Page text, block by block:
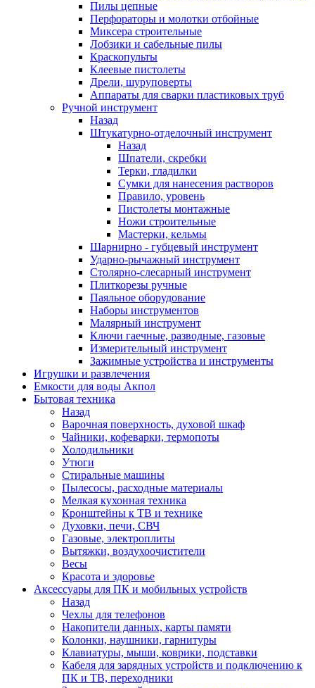
Пилы цепные
Перфораторы и молотки отбойные
Миксера строительные
Лобзики и сабельные пилы
Краскопульты
Клеевые пистолеты
Дрели, шуруповерты
Аппараты для сварки пластиковых труб
Ручной инструмент
Назад
Штукатурно-отделочный инструмент
Назад
Шпатели, скребки
Терки, гладилки
Сумки для нанесения растворов
Правило, уровень
Пистолеты монтажные
Ножи строительные
Мастерки, кельмы
Шарнирно - губцевый инструмент
Ударно-рычажный инструмент
Столярно-слесарный инструмент
Плиткорезы ручные
Паяльное оборудование
Наборы инструментов
Малярный инструмент
Ключи гаечные, разводные, газовые
Измерительный инструмент
Зажимные устройства и инструменты
Игрушки и развлечения
Емкости для воды Акпол
Бытовая техника
Назад
Варочная поверхность, духовой шкаф
Чайники, кофеварки, термопоты
Холодильники
Утюги
Стиральные машины
Пылесосы, расходные материалы
Мелкая кухонная техника
Кронштейны к ТВ и технике
Духовки, печи, СВЧ
Газовые, электроплиты
Вытяжки, воздухоочистители
Весы
Красота и здоровье
Аксессуары для ПК и мобильных устройств
Назад
Чехлы для телефонов
Накопители данных, карты памяти
Колонки, наушники, гарнитуры
Клавиатуры, мыши, коврики, подставки
Кабеля для зарядных устройств и подключению к
ПК и ТВ, переходники